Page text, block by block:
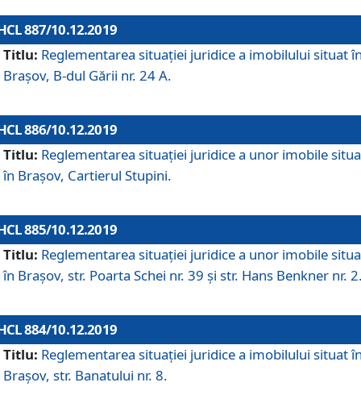
887/10.12.2019
Titlu: Reglementarea situației juridice a imobilului situat
Brașov, B-dul Gării nr. 24 A.
886/10.12.2019
Titlu: Reglementarea situaţiei juridice a unor imobile
în Braşov, Cartierul Stupini.
885/10.12.2019
Titlu: Reglementarea situației juridice a unor imobile
în Brașov, str. Poarta Schei nr. 39 și str. Hans Benkner nr.
884/10.12.2019
Titlu: Reglementarea situației juridice a imobilului situat
Brașov, str. Banatului nr. 8.